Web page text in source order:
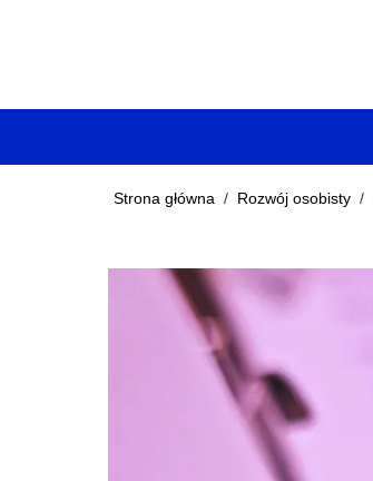
Strona główna / Rozwój osobisty /